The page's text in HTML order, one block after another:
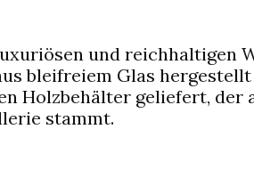
und reichhaltigen
bleifreiem Glas
Holzbehälter geliefert, der
stammt.